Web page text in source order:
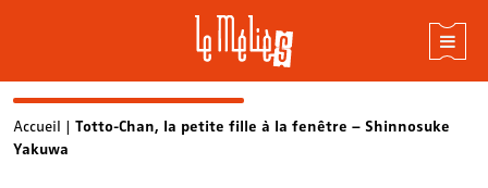
Skip
to
Accueil | Totto-Chan, la petite fille à la fenêtre – Shinnosuke
Yakuwa